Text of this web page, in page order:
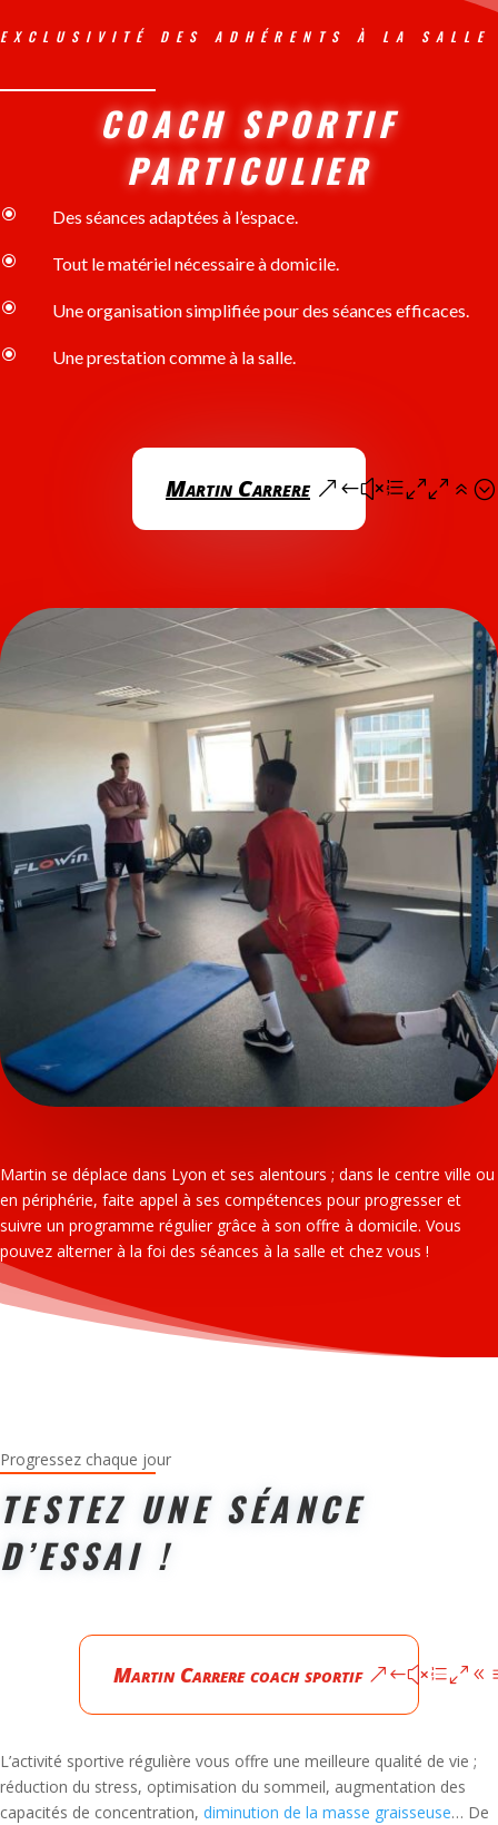
EXCLUSIVITÉ DES ADHÉRENTS À LA SALLE
COACH SPORTIF
PARTICULIER
\ Des séances adaptées à l’espace.
\ Tout le matériel nécessaire à domicile.
\ Une organisation simplifiée pour des séances efficaces.
\ Une prestation comme à la salle.
Martin Carrere
Martin se déplace dans Lyon et ses alentours ; dans le centre ville ou
en périphérie, faite appel à ses compétences pour progresser et
suivre un programme régulier grâce à son offre à domicile. Vous
pouvez alterner à la foi des séances à la salle et chez vous !
Progressez chaque jour
TESTEZ UNE SÉANCE
D’ESSAI !
Martin Carrere coach sportif
L’activité sportive régulière vous offre une meilleure qualité de vie ;
réduction du stress, optimisation du sommeil, augmentation des
capacités de concentration, diminution de la masse graisseuse… De